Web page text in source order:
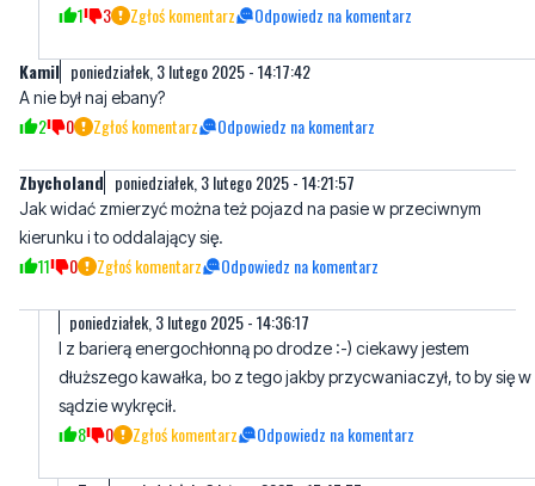
1 3 Zgłoś komentarz Odpowiedz na komentarz
Kamil poniedziałek, 3 lutego 2025 - 14:17:42
A nie był naj ebany?
2 0 Zgłoś komentarz Odpowiedz na komentarz
Zbycholand poniedziałek, 3 lutego 2025 - 14:21:57
Jak widać zmierzyć można też pojazd na pasie w przeciwnym
kierunku i to oddalający się.
11 0 Zgłoś komentarz Odpowiedz na komentarz
poniedziałek, 3 lutego 2025 - 14:36:17
I z barierą energochłonną po drodze :-) ciekawy jestem
dłuższego kawałka, bo z tego jakby przycwaniaczył, to by się w
sądzie wykręcił.
8 0 Zgłoś komentarz Odpowiedz na komentarz